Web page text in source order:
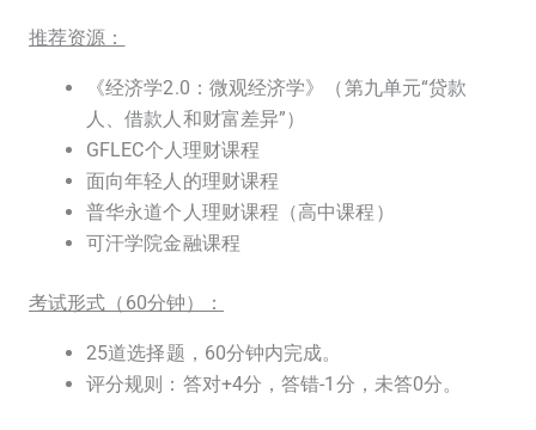
推荐资源：
《经济学2.0：微观经济学》（第九单元“贷款
人、借款人和财富差异”）
GFLEC个人理财课程
面向年轻人的理财课程
普华永道个人理财课程（高中课程）
可汗学院金融课程
考试形式（60分钟）：
25道选择题，60分钟内完成。
评分规则：答对+4分，答错-1分，未答0分。